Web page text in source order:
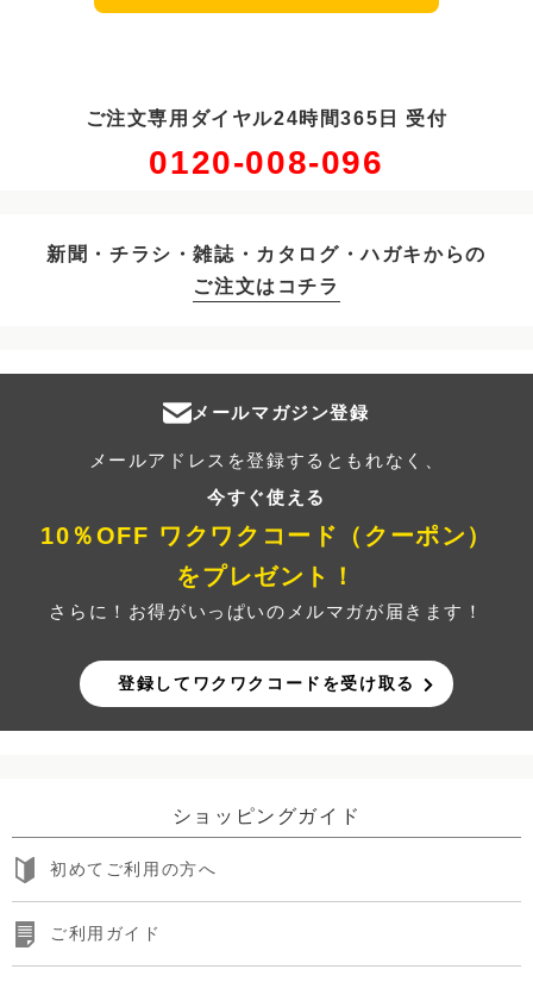
ご注文専用ダイヤル24時間365日 受付
0120-008-096
新聞・チラシ・雑誌・カタログ・ハガキからの
ご注文はコチラ
メールマガジン登録
メールアドレスを登録するともれなく、
今すぐ使える
10％OFF ワクワクコード（クーポン）
をプレゼント！
さらに！お得がいっぱいのメルマガが届きます！
登録してワクワクコードを受け取る
ショッピングガイド
初めてご利用の方へ
ご利用ガイド